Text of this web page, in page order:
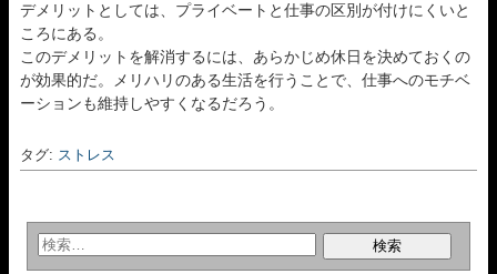
デメリットとしては、プライベートと仕事の区別が付けにくいと
ころにある。
このデメリットを解消するには、あらかじめ休日を決めておくの
が効果的だ。メリハリのある生活を行うことで、仕事へのモチベ
ーションも維持しやすくなるだろう。
タグ: ストレス